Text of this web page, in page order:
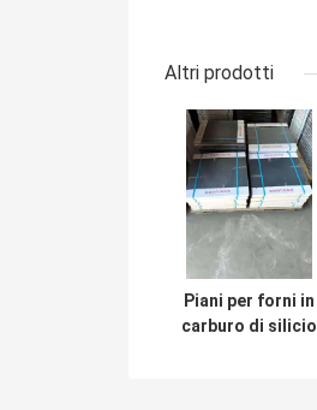
Altri prodotti
Piani per forni in
carburo di silicio